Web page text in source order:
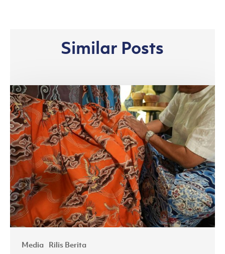
Similar Posts
Media Rilis Berita
Perkuat
Sektor
Batik
Nasional,
APR
Perkenalkan
Bahan
Lyocell
yang
Berkelanjutan